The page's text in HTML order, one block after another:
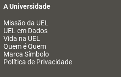
A Universidade
Missão da UEL
UEL em Dados
Vida na UEL
Quem é Quem
Marca Símbolo
Política de Privacidade